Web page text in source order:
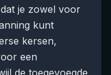
je zowel voor
kunt
kersen,
een
de toegevoegde